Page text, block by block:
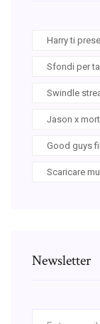
Harry ti
Sfondi per
Swindle
Jason x
Good guys
Scaricare
Newsletter